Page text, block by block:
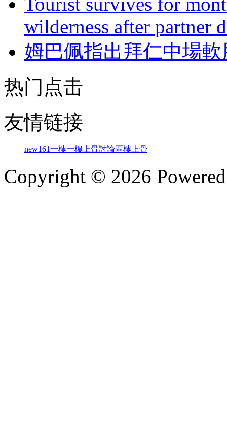
wilderness after partner
姆巴佩指出拜仁中場
热门点击
友情链接
new161一樓一樓上骨討論區樓上骨
Copyright © 2026